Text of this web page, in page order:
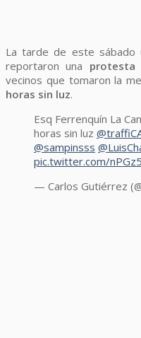
La tarde de este sábado
reportaron una protesta
vecinos que tomaron la
horas sin luz.
Esq Ferrenquín La
horas sin luz
@sampinsss
pic.twitter.com/
— Carlos Gutiérrez